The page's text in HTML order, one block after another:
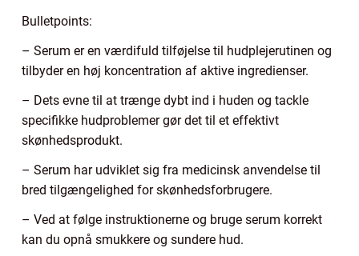
Bulletpoints:
– Serum er en værdifuld tilføjelse til hudplejerutinen og
tilbyder en høj koncentration af aktive ingredienser.
– Dets evne til at trænge dybt ind i huden og tackle
specifikke hudproblemer gør det til et effektivt
skønhedsprodukt.
– Serum har udviklet sig fra medicinsk anvendelse til
bred tilgængelighed for skønhedsforbrugere.
– Ved at følge instruktionerne og bruge serum korrekt
kan du opnå smukkere og sundere hud.